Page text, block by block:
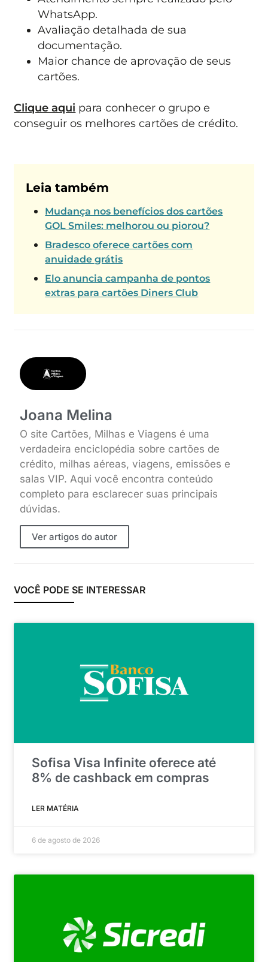
WhatsApp.
Avaliação detalhada de sua
documentação.
Maior chance de aprovação de seus
cartões.
Clique aqui para conhecer o grupo e
conseguir os melhores cartões de crédito.
Leia também
Mudança nos benefícios dos cartões
GOL Smiles: melhorou ou piorou?
Bradesco oferece cartões com
anuidade grátis
Elo anuncia campanha de pontos
extras para cartões Diners Club
Joana Melina
O site Cartões, Milhas e Viagens é uma
verdadeira enciclopédia sobre cartões de
crédito, milhas aéreas, viagens, emissões e
salas VIP. Aqui você encontra conteúdo
completo para esclarecer suas principais
dúvidas.
Ver artigos do autor
VOCÊ PODE SE INTERESSAR
Sofisa Visa Infinite oferece até
8% de cashback em compras
LER MATÉRIA
6 de agosto de 2026